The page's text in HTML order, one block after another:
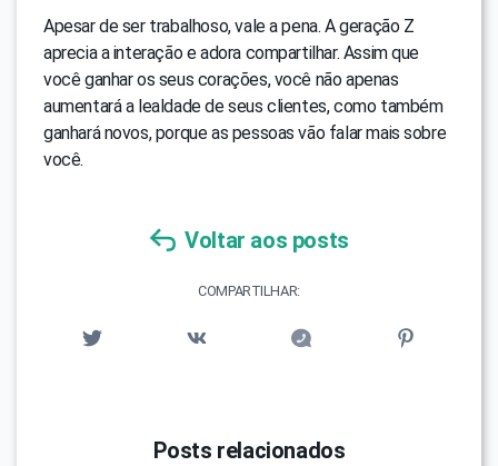
Apesar de ser trabalhoso, vale a pena. A geração Z
aprecia a interação e adora compartilhar. Assim que
você ganhar os seus corações, você não apenas
aumentará a lealdade de seus clientes, como também
ganhará novos, porque as pessoas vão falar mais sobre
você.
Voltar aos posts
COMPARTILHAR:
Posts relacionados